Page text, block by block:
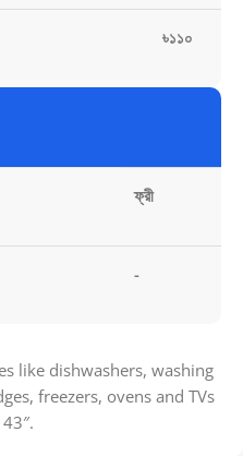
৳১১০
ফ্রী
-
like dishwashers, washing
freezers, ovens and TVs